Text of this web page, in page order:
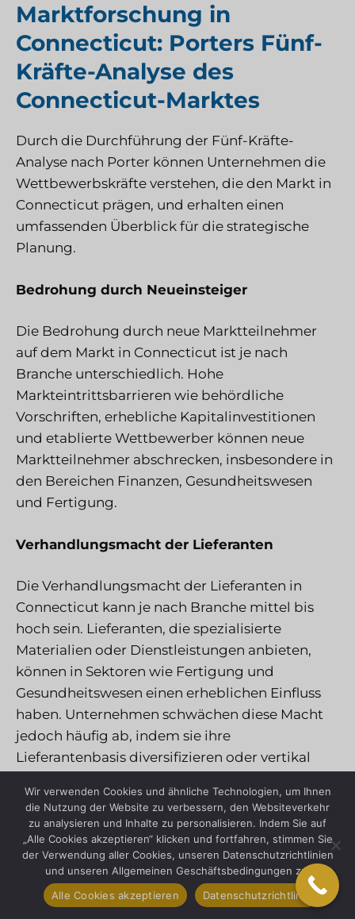
Marktforschung in
Connecticut: Porters Fünf-
Kräfte-Analyse des
Connecticut-Marktes
Durch die Durchführung der Fünf-Kräfte-
Analyse nach Porter können Unternehmen die
Wettbewerbskräfte verstehen, die den Markt in
Connecticut prägen, und erhalten einen
umfassenden Überblick für die strategische
Planung.
Bedrohung durch Neueinsteiger
Die Bedrohung durch neue Marktteilnehmer
auf dem Markt in Connecticut ist je nach
Branche unterschiedlich. Hohe
Markteintrittsbarrieren wie behördliche
Vorschriften, erhebliche Kapitalinvestitionen
und etablierte Wettbewerber können neue
Marktteilnehmer abschrecken, insbesondere in
den Bereichen Finanzen, Gesundheitswesen
und Fertigung.
Verhandlungsmacht der Lieferanten
Die Verhandlungsmacht der Lieferanten in
Connecticut kann je nach Branche mittel bis
hoch sein. Lieferanten, die spezialisierte
Materialien oder Dienstleistungen anbieten,
können in Sektoren wie Fertigung und
Gesundheitswesen einen erheblichen Einfluss
haben. Unternehmen schwächen diese Macht
jedoch häufig ab, indem sie ihre
Lieferantenbasis diversifizieren oder vertikal
Verhandlungsmacht der Käufer
Käufer in Connecticut verfügen oft über eine
beträchtliche Verhandlungsmacht,
insbesondere in wettbewerbsintensiven
Wir verwenden Cookies und ähnliche Technologien, um Ihnen
die Nutzung der Website zu verbessern, den Websiteverkehr
zu analysieren und Inhalte zu personalisieren. Indem Sie auf
„Alle Cookies akzeptieren“ klicken und fortfahren, stimmen Sie
der Verwendung aller Cookies, unseren Datenschutzrichtlinien
und unseren Allgemeinen Geschäftsbedingungen zu.
Alle Cookies akzeptieren
Datenschutzrichtlinie